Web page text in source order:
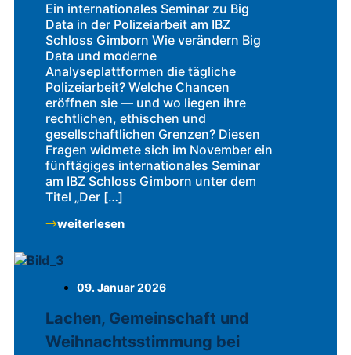
Ein internationales Seminar zu Big
Data in der Polizeiarbeit am IBZ
Schloss Gimborn Wie verändern Big
Data und moderne
Analyseplattformen die tägliche
Polizeiarbeit? Welche Chancen
eröffnen sie — und wo liegen ihre
rechtlichen, ethischen und
gesellschaftlichen Grenzen? Diesen
Fragen widmete sich im November ein
fünftägiges internationales Seminar
am IBZ Schloss Gimborn unter dem
Titel „Der […]
weiterlesen
09. Januar 2026
Lachen, Gemeinschaft und
Weihnachtsstimmung bei